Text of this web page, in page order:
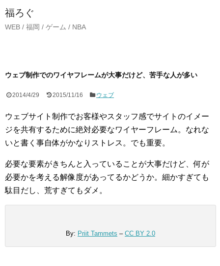
福ろぐ
WEB / 福岡 / ゲーム / NBA
ウェブ制作でのワイヤフレームが大事だけど、苦手な人が多い
2014/4/29 2015/11/16 ウェブ
ウェブサイト制作でお客様やスタッフ感でサイトのイメー
ジを共有するために絶対必要なワイヤーフレーム。なれな
いと書く事自体がかなりストレス。でも重要。
必要な要素がきちんと入っていることが大事だけど、何が
必要かを考える解像度があってるかどうか。細かすぎても
駄目だし、荒すぎてもダメ。
By: Priit Tammets – CC BY 2.0